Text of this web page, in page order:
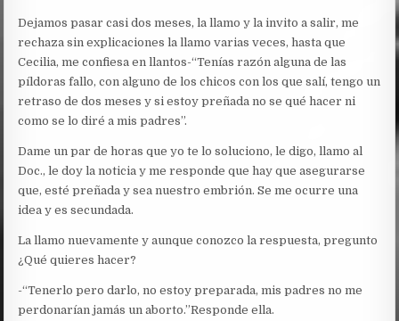
Dejamos pasar casi dos meses, la llamo y la invito a salir, me
rechaza sin explicaciones la llamo varias veces, hasta que
Cecilia, me confiesa en llantos-“Tenías razón alguna de las
píldoras fallo, con alguno de los chicos con los que salí, tengo un
retraso de dos meses y si estoy preñada no se qué hacer ni
como se lo diré a mis padres”.
Dame un par de horas que yo te lo soluciono, le digo, llamo al
Doc., le doy la noticia y me responde que hay que asegurarse
que, esté preñada y sea nuestro embrión. Se me ocurre una
idea y es secundada.
La llamo nuevamente y aunque conozco la respuesta, pregunto
¿Qué quieres hacer?
-“Tenerlo pero darlo, no estoy preparada, mis padres no me
perdonarían jamás un aborto.”Responde ella.